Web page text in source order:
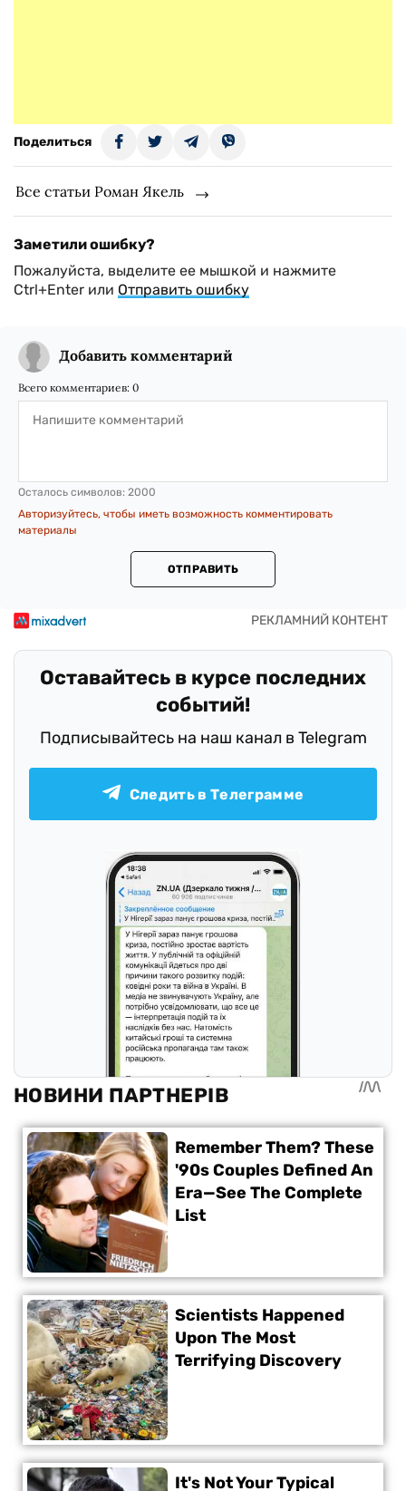
Поделиться
Все статьи Роман Якель
Заметили ошибку?
Пожалуйста, выделите ее мышкой и нажмите
Ctrl+Enter или Отправить ошибку
Добавить комментарий
Всего комментариев: 0
Осталось символов: 2000
Авторизуйтесь, чтобы иметь возможность комментировать
материалы
ОТПРАВИТЬ
Оставайтесь в курсе последних
событий!
Подписывайтесь на наш канал в Telegram
Следить в Телеграмме